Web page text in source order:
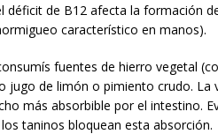
déficit de B12 afecta la formación
característico en manos).
fuentes de hierro vegetal
jugo de limón o pimiento crudo.
más absorbible por el intestino.
taninos bloquean esta absorción.